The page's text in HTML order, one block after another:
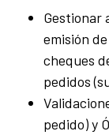
Gestionar
emisión
cheques
pedidos
pedido) y